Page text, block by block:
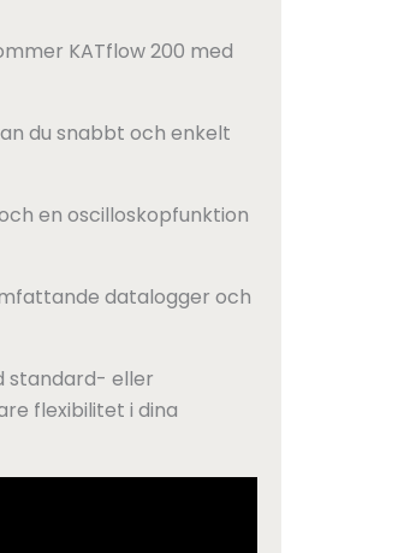
KATflow 200 med
du snabbt och enkelt
en oscilloskopfunktion
datalogger och
standard- eller
flexibilitet i dina